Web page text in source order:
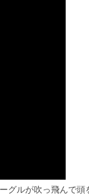
グルが吹っ飛んで頭